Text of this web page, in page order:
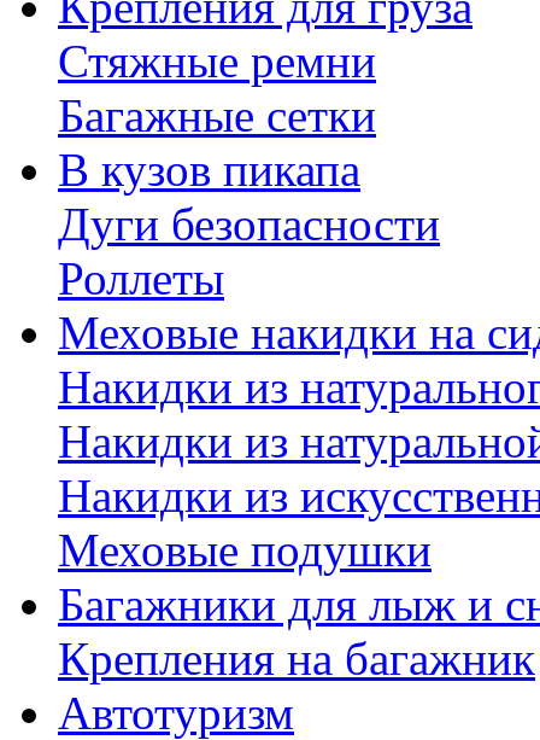
Стяжные ремни
Багажные сетки
В кузов пикапа
Дуги безопасности
Роллеты
Меховые накидки на
Накидки из
Накидки из
Накидки из
Меховые подушки
Багажники для лыж и
Крепления на багажник
Автотуризм